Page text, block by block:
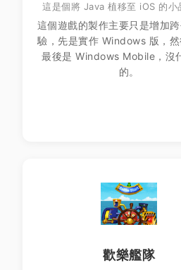
這是個將 Java 植移至 iOS 的小
這個遊戲的製作主要只是增加
驗，先是實作 Windows 版，
最後是 Windows Mobile，沒
的。
歡樂艦隊